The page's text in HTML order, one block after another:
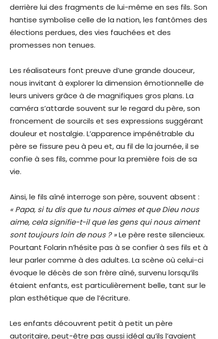
derrière lui des fragments de lui-même en ses fils. Son
hantise symbolise celle de la nation, les fantômes des
élections perdues, des vies fauchées et des
promesses non tenues.
Les réalisateurs font preuve d’une grande douceur,
nous invitant à explorer la dimension émotionnelle de
leurs univers grâce à de magnifiques gros plans. La
caméra s’attarde souvent sur le regard du père, son
froncement de sourcils et ses expressions suggérant
douleur et nostalgie. L’apparence impénétrable du
père se fissure peu à peu et, au fil de la journée, il se
confie à ses fils, comme pour la première fois de sa
vie.
Ainsi, le fils aîné interroge son père, souvent absent :
« Papa, si tu dis que tu nous aimes et que Dieu nous
aime, cela signifie-t-il que les gens qui nous aiment
sont toujours loin de nous ? »Le père reste silencieux.
Pourtant Folarin n’hésite pas à se confier à ses fils et à
leur parler comme à des adultes. La scène où celui-ci
évoque le décès de son frère aîné, survenu lorsqu’ils
étaient enfants, est particulièrement belle, tant sur le
plan esthétique que de l’écriture.
Les enfants découvrent petit à petit un père
autoritaire, peut-être pas aussi idéal qu’ils l’avaient